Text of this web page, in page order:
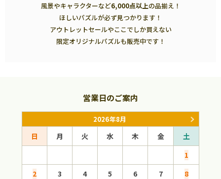
風景やキャラクターなど6,000点以上の品揃え！
ほしいパズルが必ず見つかります！
アウトレットセールやここでしか買えない
限定オリジナルパズルも販売中です！
営業日のご案内
2026年8月
日 月 火 水 木 金
土
1
2
3 4 5 6 7
8